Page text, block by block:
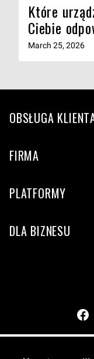
Które
Ciebie
March 25, 2026
OBSŁUGA
FIRMA
PLATFORMY
DLA BIZNESU